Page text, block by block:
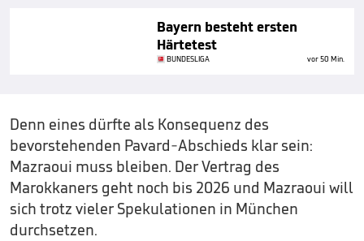
Bayern besteht ersten
Härtetest
BUNDESLIGA vor 50 Min.
Denn eines dürfte als Konsequenz des
bevorstehenden Pavard-Abschieds klar sein:
Mazraoui muss bleiben. Der Vertrag des
Marokkaners geht noch bis 2026 und Mazraoui will
sich trotz vieler Spekulationen in München
durchsetzen.